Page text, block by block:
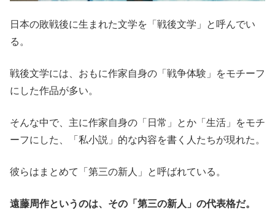
日本の敗戦後に生まれた文学を「戦後文学」と呼んでい
る。
戦後文学には、おもに作家自身の「戦争体験」をモチーフ
にした作品が多い。
そんな中で、主に作家自身の「日常」とか「生活」をモチ
ーフにした、「私小説」的な内容を書く人たちが現れた。
彼らはまとめて「第三の新人」と呼ばれている。
遠藤周作というのは、その「第三の新人」の代表格だ。